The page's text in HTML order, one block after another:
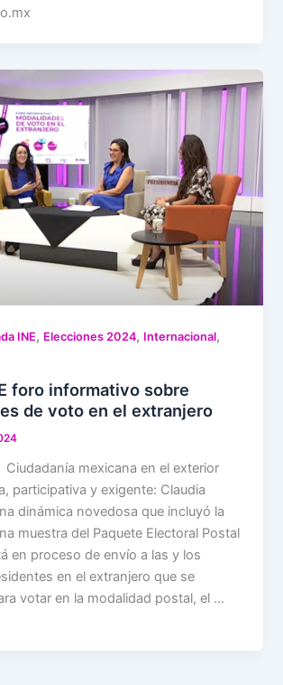
INE, Elecciones 2024, Internacional,
foro informativo sobre
de voto en el extranjero
mexicana en el exterior
participativa y exigente: Claudia
dinámica novedosa que incluyó la
muestra del Paquete Electoral Postal
en proceso de envío a las y los
en el extranjero que se
votar en la modalidad postal, el …